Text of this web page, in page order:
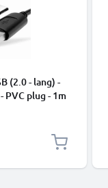
(2.0 - lang) -
PVC plug - 1m